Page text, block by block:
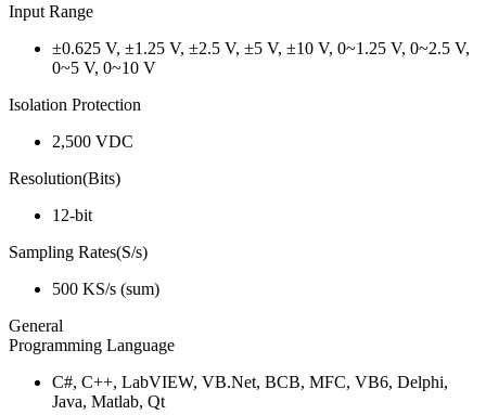
Input Range
±0.625 V, ±1.25 V, ±2.5 V, ±5 V, ±10 V, 0~1.25 V, 0~2.5 V,
0~5 V, 0~10 V
Isolation Protection
2,500 VDC
Resolution(Bits)
12-bit
Sampling Rates(S/s)
500 KS/s (sum)
General
Programming Language
C#, C++, LabVIEW, VB.Net, BCB, MFC, VB6, Delphi,
Java, Matlab, Qt